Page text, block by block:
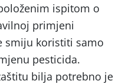
ispitom o
primjeni
smiju koristiti samo
pesticida.
bilja potrebno je